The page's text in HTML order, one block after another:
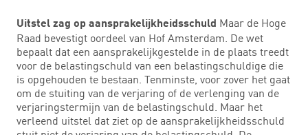
Uitstel zag op aansprakelijkheidsschuld Maar de Hoge
Raad bevestigt oordeel van Hof Amsterdam. De wet
bepaalt dat een aansprakelijkgestelde in de plaats treedt
voor de belastingschuld van een belastingschuldige die
is opgehouden te bestaan. Tenminste, voor zover het gaat
om de stuiting van de verjaring of de verlenging van de
verjaringstermijn van de belastingschuld. Maar het
verleend uitstel dat ziet op de aansprakelijkheidsschuld